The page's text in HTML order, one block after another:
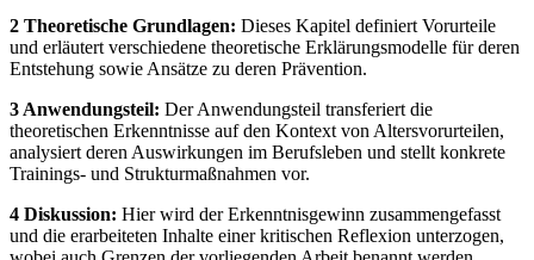
2 Theoretische Grundlagen: Dieses Kapitel definiert Vorurteile
und erläutert verschiedene theoretische Erklärungsmodelle für deren
Entstehung sowie Ansätze zu deren Prävention.
3 Anwendungsteil: Der Anwendungsteil transferiert die
theoretischen Erkenntnisse auf den Kontext von Altersvorurteilen,
analysiert deren Auswirkungen im Berufsleben und stellt konkrete
Trainings- und Strukturmaßnahmen vor.
4 Diskussion: Hier wird der Erkenntnisgewinn zusammengefasst
und die erarbeiteten Inhalte einer kritischen Reflexion unterzogen,